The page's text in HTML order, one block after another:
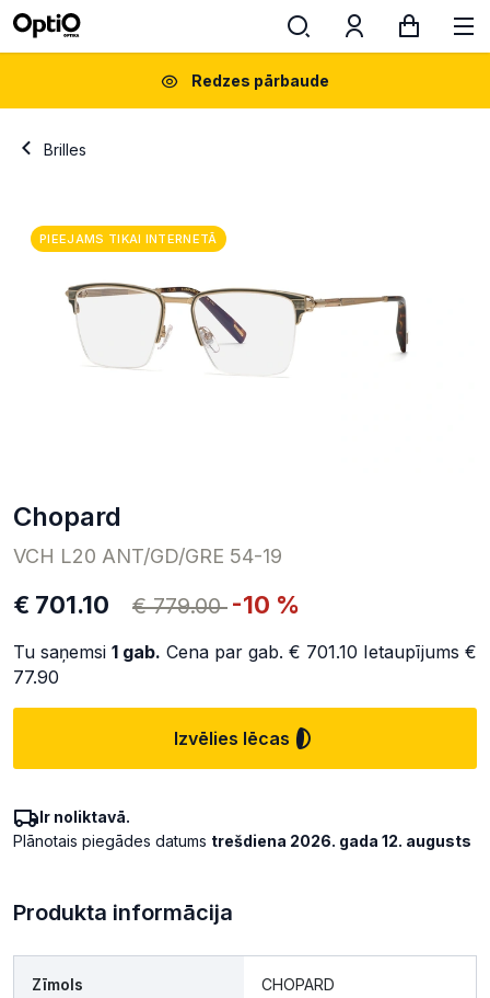
Redzes pārbaude
Brilles
PIEEJAMS TIKAI INTERNETĀ
chopard
VCH L20 ANT/GD/GRE 54-19
€ 701.10 € 779.00 -10 %
Tu saņemsi 1 gab. Cena par gab. € 701.10 Ietaupījums €
77.90
Izvēlies lēcas
Ir noliktavā.
Plānotais piegādes datums trešdiena 2026. gada 12. augusts
Produkta informācija
Zīmols CHOPARD